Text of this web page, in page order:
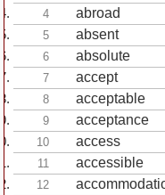
4 abroad
5 absent
6 absolute
7 accept
8 acceptable
9 acceptance
10 access
11 accessible
12